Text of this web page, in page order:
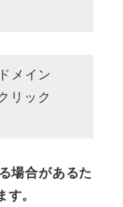
メイン
リック
場合があるた
。